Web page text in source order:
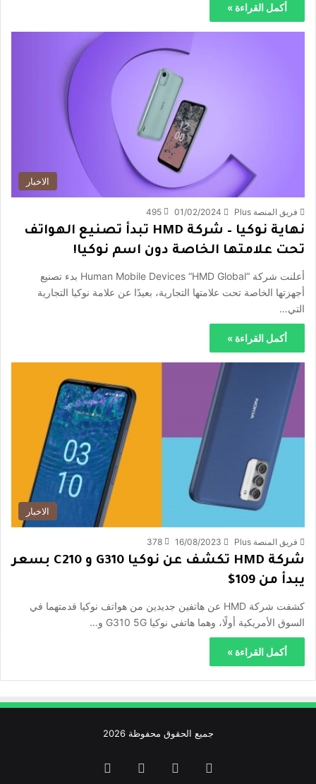
أكمل القراءة »
الاخبار
فريق المنصة Plus 01/02/2024
495
نهاية نوكيا – شركة HMD تبدأ تصنيع الهواتف
تحت علامتها الخاصة دون اسم نوكيا!
أعلنت شركة “Human Mobile Devices “HMD Global بدء تصنيع
أجهزتها الخاصة تحت علامتها التجارية، بعيدًا عن علامة نوكيا التجارية
التي…
أكمل القراءة »
الاخبار
فريق المنصة Plus 16/08/2023
378
شركة HMD تكشف عن نوكيا G310 و C210 بسعر
يبدأ من 109$
كشفت شركة HMD عن هاتفين جديدين من هواتف نوكيا قدمتهما في
السوق الأمريكية أولًا، وهما هاتفي نوكيا G310 5G و…
أكمل القراءة »
جميع الحقوق محفوظة 2026
فيسبوك ‫YouTube